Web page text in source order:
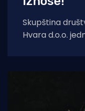
Skupština
Hvara d.o.o.